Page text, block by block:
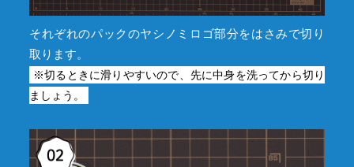
それぞれのパックのヤシノミロゴ部分をはさみで切り
取ります。
※切るときに滑りやすいので、先に中身を洗ってから切り
ましょう。